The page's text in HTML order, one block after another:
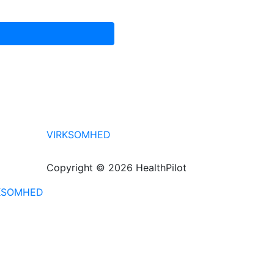
VIRKSOMHED
Copyright © 2026 HealthPilot